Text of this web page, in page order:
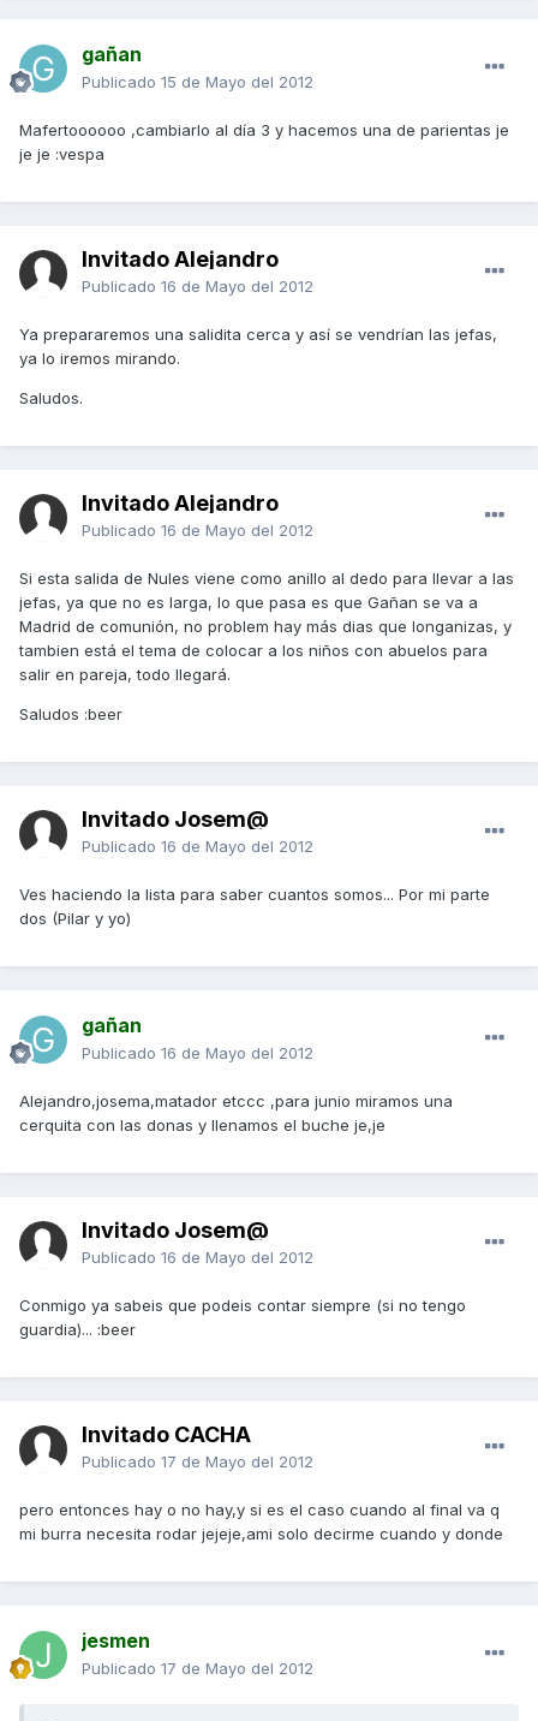
gañan
Publicado 15 de Mayo del 2012
Mafertoooooo ,cambiarlo al día 3 y hacemos una de parientas je
je je :vespa
Invitado Alejandro
Publicado 16 de Mayo del 2012
Ya prepararemos una salidita cerca y así se vendrían las jefas,
ya lo iremos mirando.
Saludos.
Invitado Alejandro
Publicado 16 de Mayo del 2012
Si esta salida de Nules viene como anillo al dedo para llevar a las
jefas, ya que no es larga, lo que pasa es que Gañan se va a
Madrid de comunión, no problem hay más dias que longanizas, y
tambien está el tema de colocar a los niños con abuelos para
salir en pareja, todo llegará.
Saludos :beer
Invitado Josem@
Publicado 16 de Mayo del 2012
Ves haciendo la lista para saber cuantos somos... Por mi parte
dos (Pilar y yo)
gañan
Publicado 16 de Mayo del 2012
Alejandro,josema,matador etccc ,para junio miramos una
cerquita con las donas y llenamos el buche je,je
Invitado Josem@
Publicado 16 de Mayo del 2012
Conmigo ya sabeis que podeis contar siempre (si no tengo
guardia)... :beer
Invitado CACHA
Publicado 17 de Mayo del 2012
pero entonces hay o no hay,y si es el caso cuando al final va q
mi burra necesita rodar jejeje,ami solo decirme cuando y donde
jesmen
Publicado 17 de Mayo del 2012